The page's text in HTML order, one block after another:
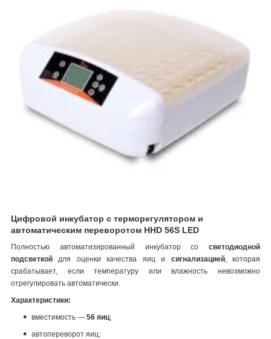
Цифровой инкубатор с терморегулятором и
автоматическим переворотом HHD 56S LED
Полностью автоматизированный инкубатор со
светодиодной
подсветкой
для оценки качества яиц и сигнализацией, которая
срабатывает, если температуру или влажность невозможно
отрегулировать автоматически.
Характеристики:
вместимость — 56 яиц;
автопереворот яиц;